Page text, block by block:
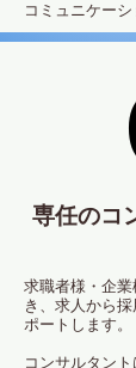
コミュニケーシ
専任のコ
求職者様・企
き、求人から
ポートします。
コンサルタン